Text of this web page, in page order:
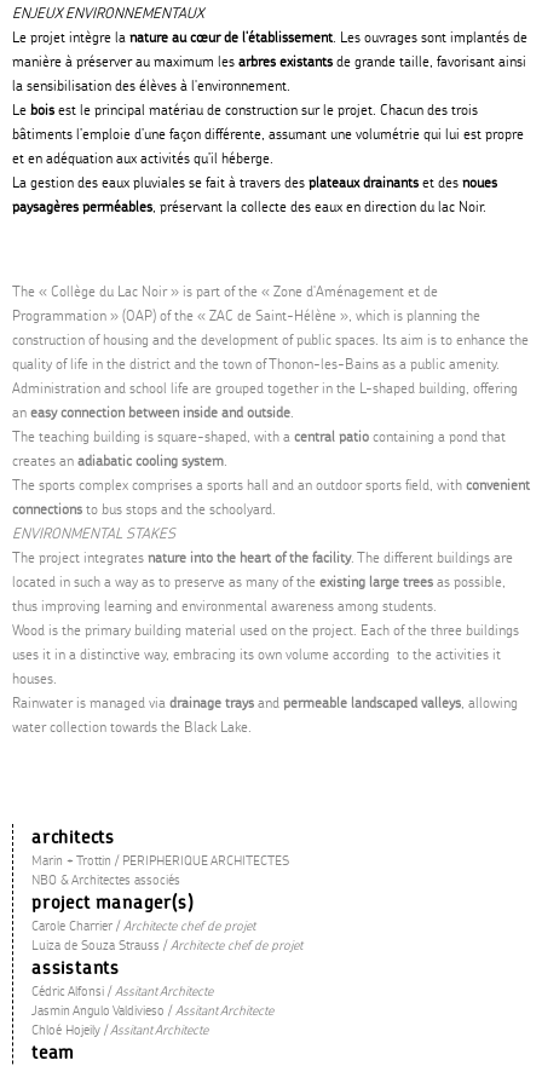
ENJEUX ENVIRONNEMENTAUX
Le projet intègre la nature au cœur de l'établissement. Les ouvrages sont implantés de
manière à préserver au maximum les arbres existants de grande taille, favorisant ainsi
la sensibilisation des élèves à l'environnement.
Le bois est le principal matériau de construction sur le projet. Chacun des trois
bâtiments l’emploie d’une façon différente, assumant une volumétrie qui lui est propre
et en adéquation aux activités qu’il héberge.
La gestion des eaux pluviales se fait à travers des plateaux drainants et des noues
paysagères perméables, préservant la collecte des eaux en direction du lac Noir.
The « Collège du Lac Noir » is part of the « Zone d'Aménagement et de
Programmation » (OAP) of the « ZAC de Saint-Hélène », which is planning the
construction of housing and the development of public spaces. Its aim is to enhance the
quality of life in the district and the town of Thonon-les-Bains as a public amenity.
Administration and school life are grouped together in the L-shaped building, offering
an easy connection between inside and outside.
The teaching building is square-shaped, with a central patio containing a pond that
creates an adiabatic cooling system.
The sports complex comprises a sports hall and an outdoor sports field, with convenient
connections to bus stops and the schoolyard.
ENVIRONMENTAL STAKES
The project integrates nature into the heart of the facility. The different buildings are
located in such a way as to preserve as many of the existing large trees as possible,
thus improving learning and environmental awareness among students.
Wood is the primary building material used on the project. Each of the three buildings
uses it in a distinctive way, embracing its own volume according to the activities it
houses.
Rainwater is managed via drainage trays and permeable landscaped valleys, allowing
water collection towards the Black Lake.
architects
Marin + Trottin / PERIPHERIQUE ARCHITECTES
NBO & Architectes associés
project manager(s)
Carole Charrier /Architecte chef de projet
Luiza de Souza Strauss /Architecte chef de projet
assistants
Cédric Alfonsi /Assitant Architecte
Jasmin Angulo Valdivieso /Assitant Architecte
Chloé Hojeily /Assitant Architecte
team